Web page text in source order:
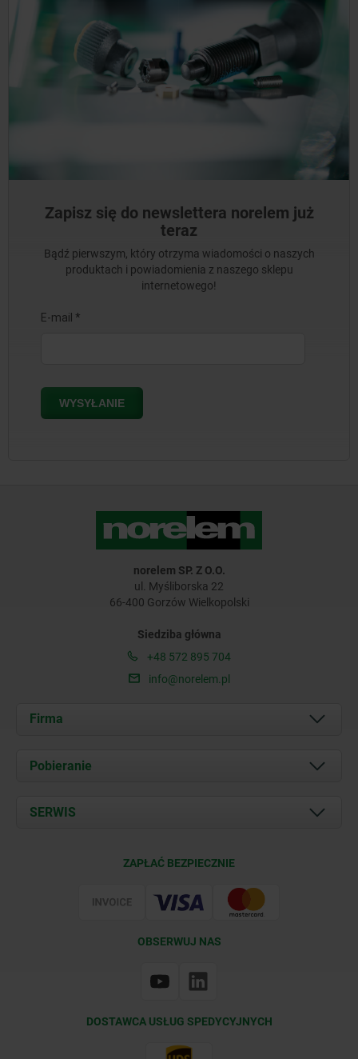
Zapisz się do newslettera norelem już
teraz
Bądź pierwszym, który otrzyma wiadomości o naszych
produktach i powiadomienia z naszego sklepu
internetowego!
norelem SP. Z O.O.
ul. Myśliborska 22
66-400 Gorzów Wielkopolski
Siedziba główna
+48 572 895 704
info@norelem.pl
Firma
O nas
Kontakt
Pobieranie
Documents
SERWIS
ZAPŁAĆ BEZPIECZNIE
OBSERWUJ NAS
DOSTAWCA USŁUG SPEDYCYJNYCH